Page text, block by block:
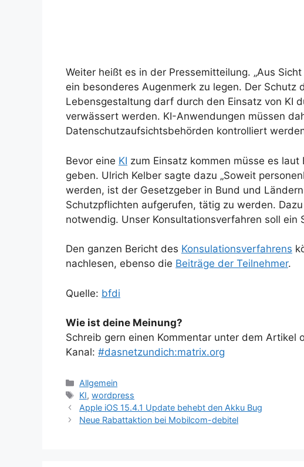
Weiter heißt es in der Pressemitteilung. „Aus Sicht
ein besonderes Augenmerk zu legen. Der Schutz
Lebensgestaltung darf durch den Einsatz von KI
verwässert werden. KI-Anwendungen müssen
Datenschutzaufsichtsbehörden kontrolliert
Bevor eine KI zum Einsatz kommen müsse es
geben. Ulrich Kelber sagte dazu „Soweit
werden, ist der Gesetzgeber in Bund und
Schutzpflichten aufgerufen, tätig zu werden.
notwendig. Unser Konsultationsverfahren soll ein
Den ganzen Bericht des Konsulationsverfahrens
nachlesen, ebenso die Beiträge der Teilnehmer.
Quelle: bfdi
Wie ist deine Meinung?
Schreib gern einen Kommentar unter dem
Kanal: #dasnetzundich:matrix.org
Kategorien
Allgemein
Schlagwörter
KI,wordpress
Apple iOS 15.4.1 Update behebt den Akku Bug
Neue Rabattaktion bei Mobilcom-debitel